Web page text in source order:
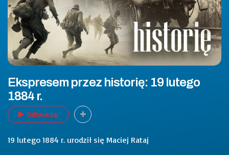
Ekspresem przez historię: 19 lutego
1884 r.
Odtwarzaj
19 lutego 1884 r. urodził się Maciej Rataj